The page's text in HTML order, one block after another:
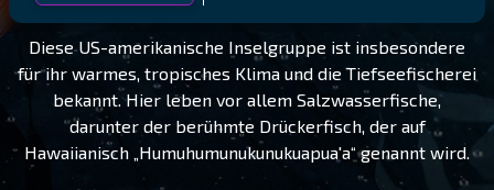
Diese US-amerikanische Inselgruppe ist insbesondere
für ihr warmes, tropisches Klima und die Tiefseefischerei
bekannt. Hier leben vor allem Salzwasserfische,
darunter der berühmte Drückerfisch, der auf
Hawaiianisch „Humuhumunukunukuapua'a“ genannt wird.